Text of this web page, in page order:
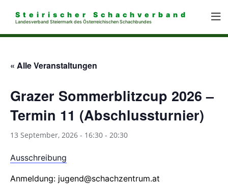
Steirischer Schachverband
Landesverband Steiermark des Österreichischen Schachbundes
« Alle Veranstaltungen
Grazer Sommerblitzcup 2026 –
Termin 11 (Abschlussturnier)
13 September, 2026 - 16:30 - 20:30
Ausschreibung
Anmeldung: jugend@schachzentrum.at